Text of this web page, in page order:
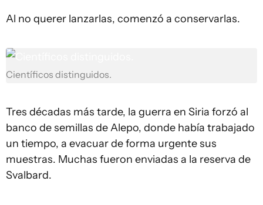
Al no querer lanzarlas, comenzó a conservarlas.
Científicos distinguidos.
Tres décadas más tarde, la guerra en Siria forzó al
banco de semillas de Alepo, donde había trabajado
un tiempo, a evacuar de forma urgente sus
muestras. Muchas fueron enviadas a la reserva de
Svalbard.